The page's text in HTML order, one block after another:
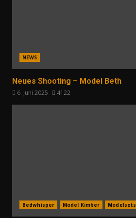
NEWS
Neues Shooting – Model Beth
6. Juni 2025 4122
Bedwhisper Model Kimber Modelsets